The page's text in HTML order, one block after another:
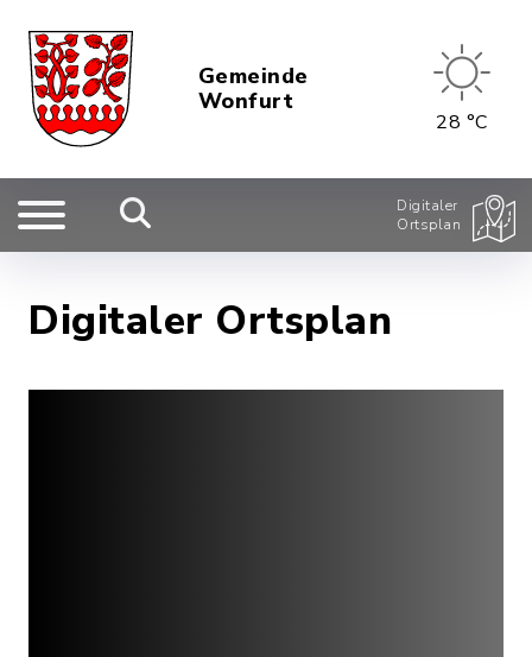
Gemeinde
Wonfurt
28 °C
Digitaler
Ortsplan
Digitaler Ortsplan